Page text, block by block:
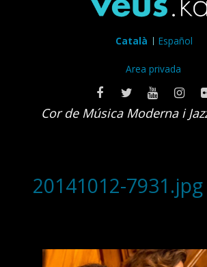
Català Español
Area privada
Cor de Música Moderna i
20141012-7931.jpg